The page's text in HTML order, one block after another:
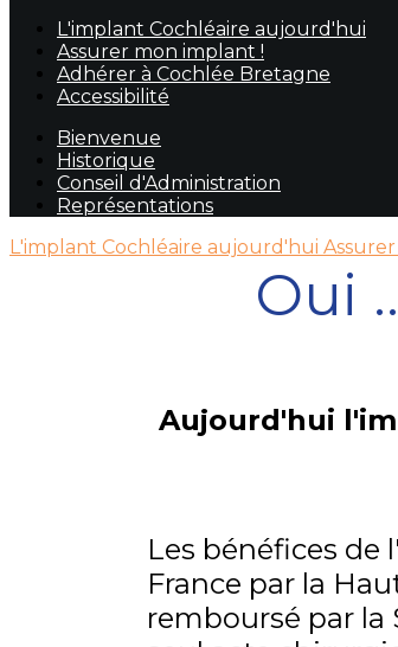
L'implant Cochléaire aujourd'hui
Assurer mon implant !
Adhérer à Cochlée Bretagne
Accessibilité
Bienvenue
Historique
Conseil d'Administration
Représentations
L'implant Cochléaire aujourd'hui
Oui
Aujourd'hui
Les bénéfices
France par la
remboursé par la